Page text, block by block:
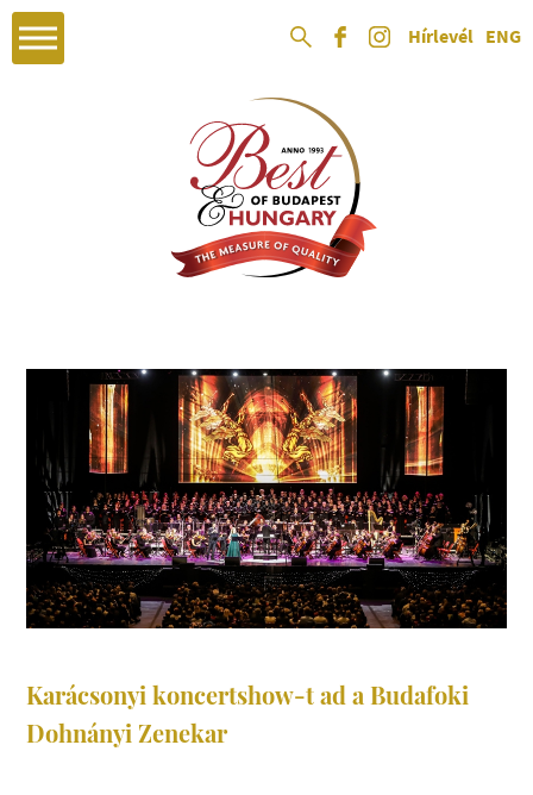
Hírlevél ENG
Karácsonyi koncertshow-t ad a Budafoki
Dohnányi Zenekar